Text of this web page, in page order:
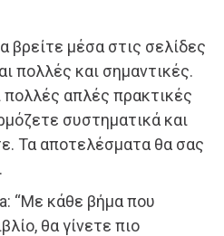
βρείτε μέσα στις σελίδες
πολλές και σημαντικές.
απλές πρακτικές
συστηματικά και
Τα αποτελέσματα θα σας
“Με κάθε βήμα που
θα γίνετε πιο